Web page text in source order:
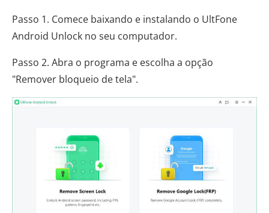
Passo 1. Comece baixando e instalando o UltFone
Android Unlock no seu computador.
Passo 2. Abra o programa e escolha a opção
"Remover bloqueio de tela".